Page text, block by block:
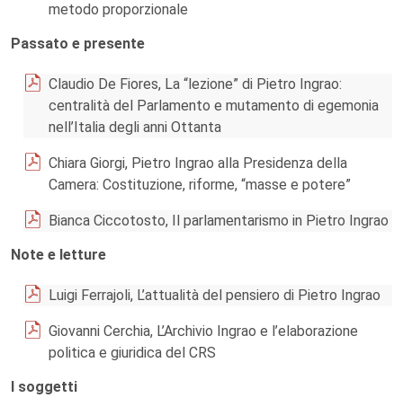
metodo proporzionale
Passato e presente
Claudio De Fiores, La “lezione” di Pietro Ingrao:
centralità del Parlamento e mutamento di egemonia
nell’Italia degli anni Ottanta
Chiara Giorgi, Pietro Ingrao alla Presidenza della
Camera: Costituzione, riforme, “masse e potere”
Bianca Ciccotosto, Il parlamentarismo in Pietro Ingrao
Note e letture
Luigi Ferrajoli, L’attualità del pensiero di Pietro Ingrao
Giovanni Cerchia, L’Archivio Ingrao e l’elaborazione
politica e giuridica del CRS
I soggetti